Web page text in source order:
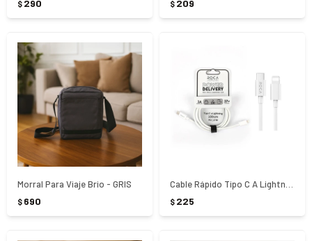
$ 290 $ 209
Morral Para Viaje Brio - GRIS
$ 690 $ 225